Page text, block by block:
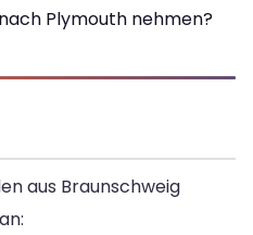
Plymouth nehmen?
aus Braunschweig